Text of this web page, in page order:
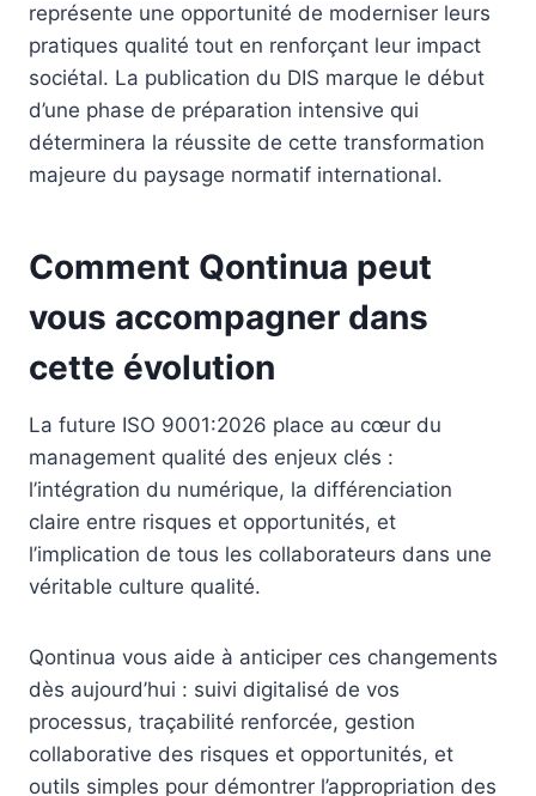
représente une opportunité de moderniser leurs
pratiques qualité tout en renforçant leur impact
sociétal. La publication du DIS marque le début
d’une phase de préparation intensive qui
déterminera la réussite de cette transformation
majeure du paysage normatif international.
Comment Qontinua peut
vous accompagner dans
cette évolution
La future ISO 9001:2026 place au cœur du
management qualité des enjeux clés :
l’intégration du numérique, la différenciation
claire entre risques et opportunités, et
l’implication de tous les collaborateurs dans une
véritable culture qualité.
Qontinua vous aide à anticiper ces changements
dès aujourd’hui : suivi digitalisé de vos
processus, traçabilité renforcée, gestion
collaborative des risques et opportunités, et
outils simples pour démontrer l’appropriation des